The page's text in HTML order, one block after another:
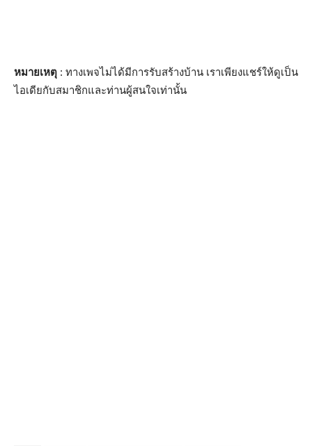
หมายเหตุ : ทางเพจไม่ได้มีการรับสร้างบ้าน เราเพียงแชร์ให้ดูเป็น
ไอเดียกับสมาชิกและท่านผู้สนใจเท่านั้น